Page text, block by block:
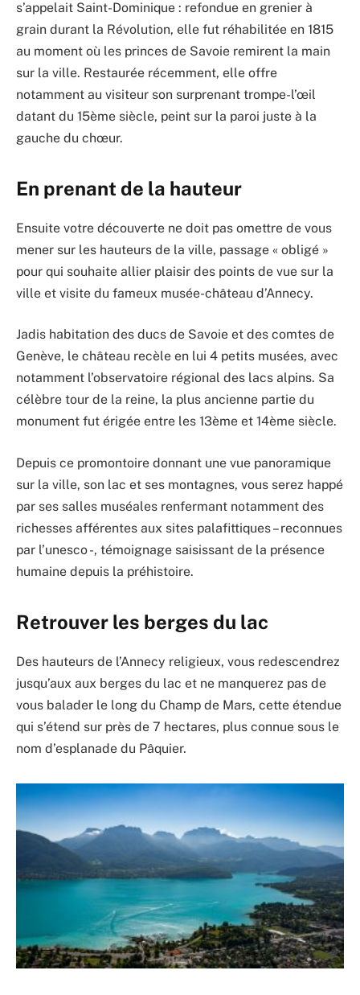
s’appelait Saint-Dominique : refondue en grenier à
grain durant la Révolution, elle fut réhabilitée en 1815
au moment où les princes de Savoie remirent la main
sur la ville. Restaurée récemment, elle offre
notamment au visiteur son surprenant trompe-l’œil
datant du 15ème siècle, peint sur la paroi juste à la
gauche du chœur.
En prenant de la hauteur
Ensuite votre découverte ne doit pas omettre de vous
mener sur les hauteurs de la ville, passage « obligé »
pour qui souhaite allier plaisir des points de vue sur la
ville et visite du fameux musée-château d’Annecy.
Jadis habitation des ducs de Savoie et des comtes de
Genève, le château recèle en lui 4 petits musées, avec
notamment l’observatoire régional des lacs alpins. Sa
célèbre tour de la reine, la plus ancienne partie du
monument fut érigée entre les 13ème et 14ème siècle.
Depuis ce promontoire donnant une vue panoramique
sur la ville, son lac et ses montagnes, vous serez happé
par ses salles muséales renfermant notamment des
richesses afférentes aux sites palafittiques – reconnues
par l’unesco -, témoignage saisissant de la présence
humaine depuis la préhistoire.
Retrouver les berges du lac
Des hauteurs de l’Annecy religieux, vous redescendrez
jusqu’aux aux berges du lac et ne manquerez pas de
vous balader le long du Champ de Mars, cette étendue
qui s’étend sur près de 7 hectares, plus connue sous le
nom d’esplanade du Pâquier.